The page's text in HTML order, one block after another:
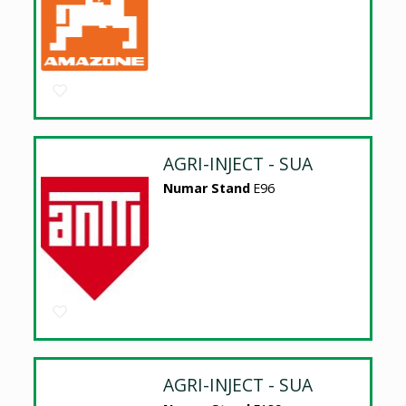
AGRI-INJECT - SUA
Numar Stand E96
AGRI-INJECT - SUA